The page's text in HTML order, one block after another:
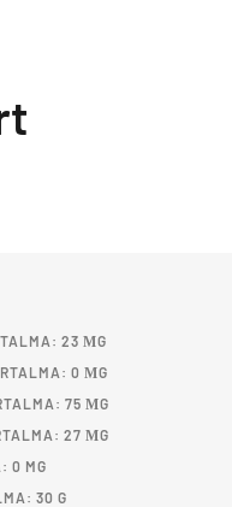
23 ΜG
0 ΜG
75 ΜG
27 ΜG
0 MG
30 G